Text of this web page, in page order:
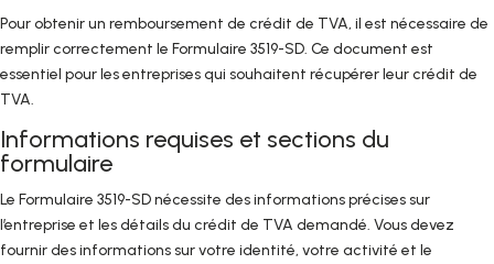
Pour obtenir un remboursement de crédit de TVA, il est nécessaire de
remplir correctement le Formulaire 3519-SD. Ce document est
essentiel pour les entreprises qui souhaitent récupérer leur crédit de
TVA.
Informations requises et sections du
formulaire
Le Formulaire 3519-SD nécessite des informations précises sur
l’entreprise et les détails du crédit de TVA demandé. Vous devez
fournir des informations sur votre identité, votre activité et le